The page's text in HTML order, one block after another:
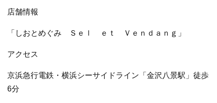
店舗情報
「しおとめぐみ Ｓｅｌ ｅｔ Ｖｅｎｄａｎｇ」
アクセス
京浜急行電鉄・横浜シーサイドライン「 金沢八景駅」徒歩
6分